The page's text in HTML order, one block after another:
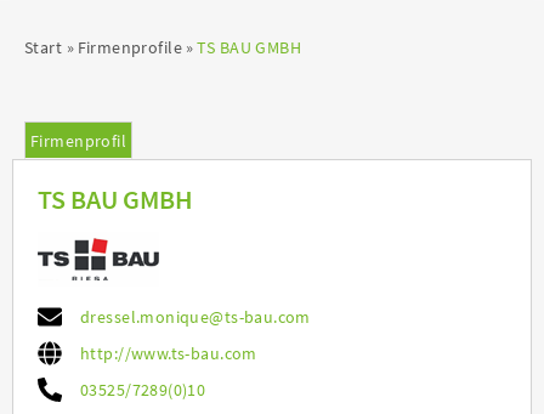
Start Firmenprofile TS BAU GMBH
Firmenprofil
TS BAU GMBH
dressel.monique@ts-bau.com
http://www.ts-bau.com
03525/7289(0)10